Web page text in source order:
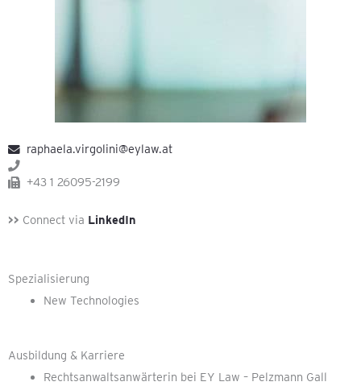
raphaela.virgolini@eylaw.at
+43 1 26095-2199
>> Connect via LinkedIn
Spezialisierung
New Technologies
Ausbildung & Karriere
Rechtsanwaltsanwärterin bei EY Law – Pelzmann Gall